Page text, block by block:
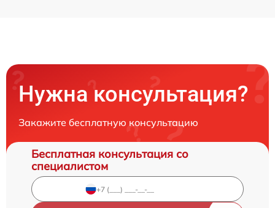
Нужна консультация?
Закажите бесплатную консультацию
Бесплатная консультация со
специалистом